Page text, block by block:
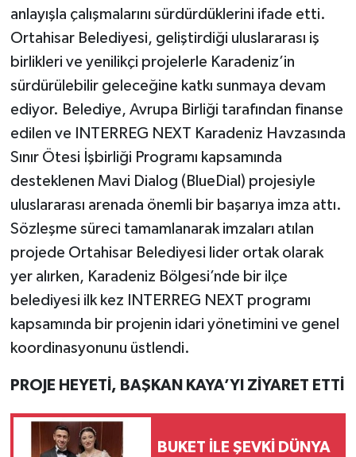
anlayışla çalışmalarını sürdürdüklerini ifade etti.
Ortahisar Belediyesi, geliştirdiği uluslararası iş
birlikleri ve yenilikçi projelerle Karadeniz’in
sürdürülebilir geleceğine katkı sunmaya devam
ediyor. Belediye, Avrupa Birliği tarafından finanse
edilen ve INTERREG NEXT Karadeniz Havzasında
Sınır Ötesi İşbirliği Programı kapsamında
desteklenen Mavi Dialog (BlueDial) projesiyle
uluslararası arenada önemli bir başarıya imza attı.
Sözleşme süreci tamamlanarak imzaları atılan
projede Ortahisar Belediyesi lider ortak olarak
yer alırken, Karadeniz Bölgesi’nde bir ilçe
belediyesi ilk kez INTERREG NEXT programı
kapsamında bir projenin idari yönetimini ve genel
koordinasyonunu üstlendi.
PROJE HEYETİ, BAŞKAN KAYA’YI ZİYARET ETTİ
BUKET İLE ŞEVKİ DÜNYA